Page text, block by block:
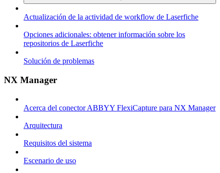
Actualización de la actividad de workflow de Laserfiche
Opciones adicionales: obtener información sobre los
repositorios de Laserfiche
Solución de problemas
NX Manager
Acerca del conector ABBYY FlexiCapture para NX Manager
Arquitectura
Requisitos del sistema
Escenario de uso